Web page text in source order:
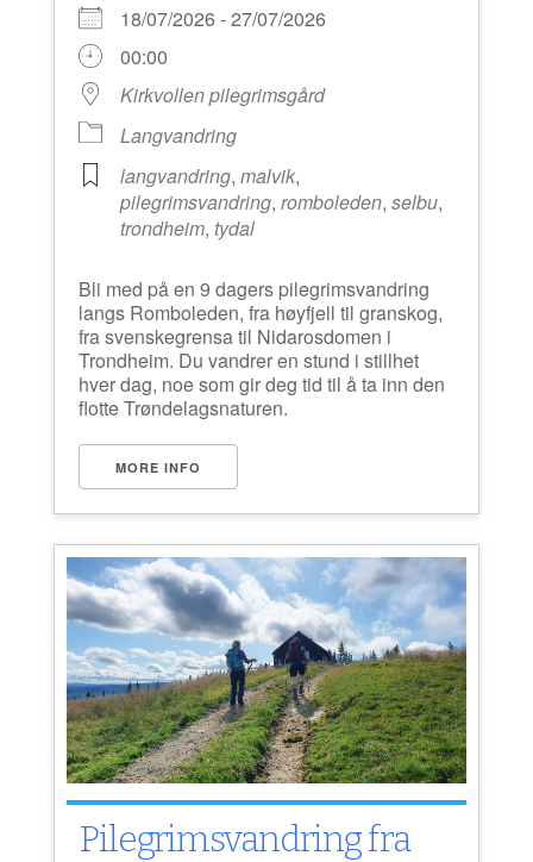
18/07/2026 - 27/07/2026
00:00
Kirkvollen pilegrimsgård
Langvandring
langvandring, malvik,
pilegrimsvandring, romboleden, selbu,
trondheim, tydal
Bli med på en 9 dagers pilegrimsvandring
langs Romboleden, fra høyfjell til granskog,
fra svenskegrensa til Nidarosdomen i
Trondheim. Du vandrer en stund i stillhet
hver dag, noe som gir deg tid til å ta inn den
flotte Trøndelagsnaturen.
MORE INFO
Pilegrimsvandring fra